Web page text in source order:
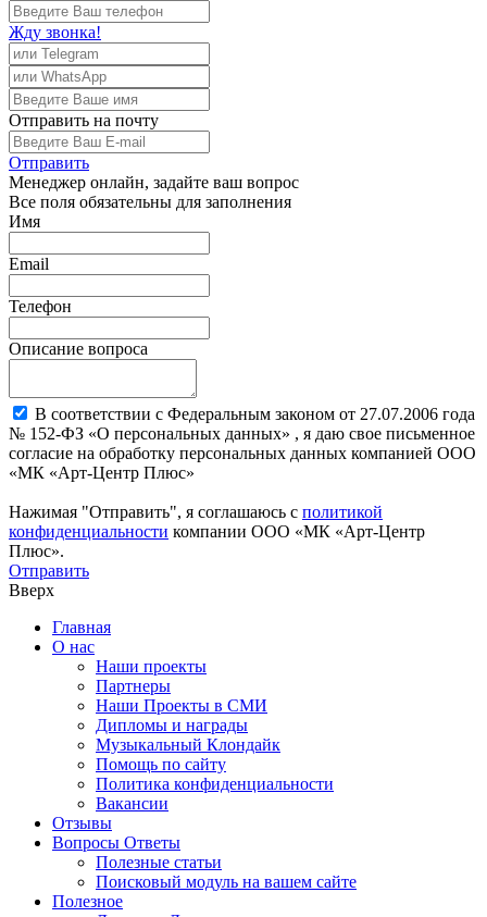
Жду звонка!
Отправить на почту
Отправить
Менеджер онлайн, задайте ваш вопрос
Все поля обязательны для заполнения
Имя
Email
Телефон
Описание вопроса
В соответствии с Федеральным законом от 27.07.2006 года
№ 152-ФЗ «О персональных данных» , я даю свое письменное
согласие на обработку персональных данных компанией ООО
«МК «Арт-Центр Плюс»
Нажимая "Отправить", я соглашаюсь с политикой
конфиденциальности компании ООО «МК «Арт-Центр
Плюс».
Отправить
Вверх
Главная
О нас
Наши проекты
Партнеры
Наши Проекты в СМИ
Дипломы и награды
Музыкальный Клондайк
Помощь по сайту
Политика конфиденциальности
Вакансии
Отзывы
Вопросы Ответы
Полезные статьи
Поисковый модуль на вашем сайте
Полезное